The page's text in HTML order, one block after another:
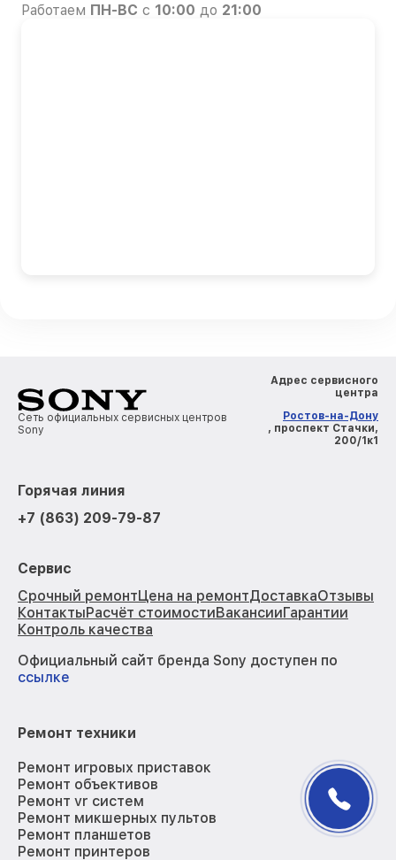
Работаем ПН-ВС с 10:00 до 21:00
Сеть официальных сервисных центров
Sony
Адрес сервисного
центра
Ростов-на-Дону
, проспект Стачки,
200/1к1
Горячая линия
+7 (863) 209-79-87
Сервис
Срочный ремонтЦена на ремонтДоставкаОтзывы
КонтактыРасчёт стоимостиВакансииГарантии
Контроль качества
Официальный сайт бренда Sony доступен по
ссылке
Ремонт техники
Ремонт игровых приставок
Ремонт объективов
Ремонт vr систем
Ремонт микшерных пультов
Ремонт планшетов
Ремонт принтеров